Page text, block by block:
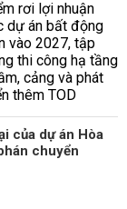
của dự án Hòa
chuyển